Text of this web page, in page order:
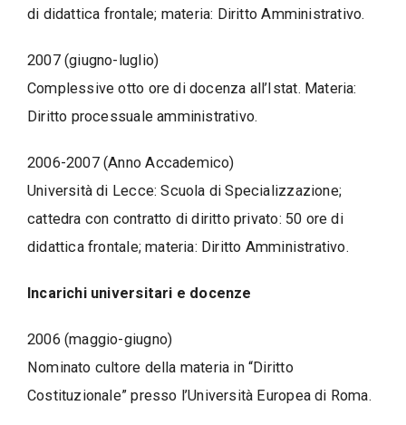
di didattica frontale; materia: Diritto Amministrativo.
2007 (giugno-luglio)
Complessive otto ore di docenza all’Istat. Materia:
Diritto processuale amministrativo.
2006-2007 (Anno Accademico)
Università di Lecce: Scuola di Specializzazione;
cattedra con contratto di diritto privato: 50 ore di
didattica frontale; materia: Diritto Amministrativo.
Incarichi universitari e docenze
2006 (maggio-giugno)
Nominato cultore della materia in “Diritto
Costituzionale” presso l’Università Europea di Roma.